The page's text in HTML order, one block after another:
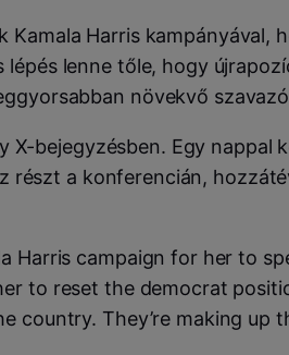
Kamala Harris kampányával,
lépés lenne tőle, hogy
növekvő
X-bejegyzésben. Egy nappal
részt a konferencián,
Harris campaign for her to
to reset the democrat
country. They’re making up